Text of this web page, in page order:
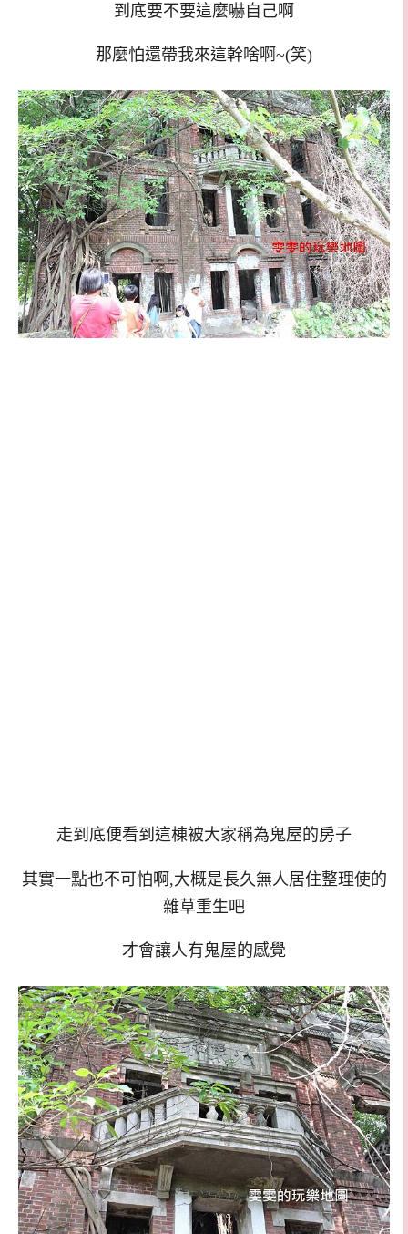
到底要不要這麼嚇自己啊
那麼怕還帶我來這幹啥啊~(笑)
走到底便看到這棟被大家稱為鬼屋的房子
其實一點也不可怕啊,大概是長久無人居住整理使的
雜草重生吧
才會讓人有鬼屋的感覺